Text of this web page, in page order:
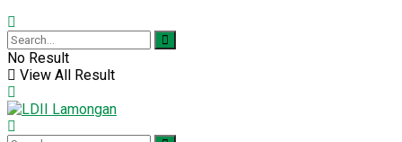
No Result
View All Result